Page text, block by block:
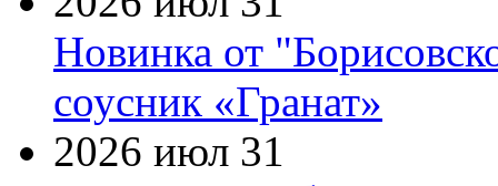
Новинка от
соусник «Гранат»
2026 июл 31